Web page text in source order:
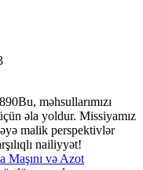
məhsullarımızı
əla yoldur. Missiyamız
malik perspektivlər
nailiyyət!
və Azot